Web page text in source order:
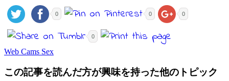
0 0 0
0
Web Cams Sex
この記事を読んだ方が興味を持った他のトピック